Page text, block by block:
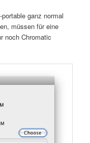
ganz normal
müssen für eine
noch Chromatic